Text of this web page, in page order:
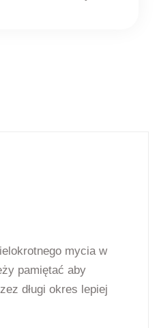
mycia w
pamiętać aby
długi okres lepiej